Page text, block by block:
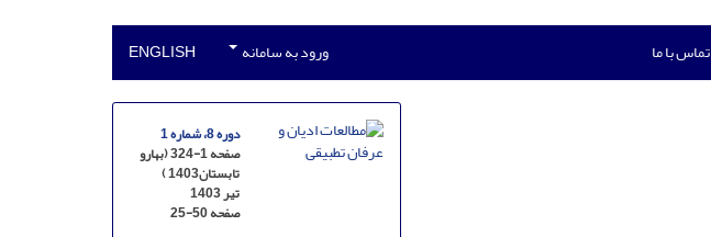
تماس با ما ورود به سامانه ENGLISH
دوره 8، شماره 1
صفحه 1-324 (بهارو
تابستان1403 )
تیر 1403
صفحه25-50